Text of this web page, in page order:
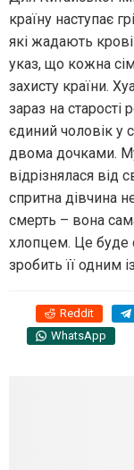
країну наступає
які жадають
указ, що кожна
захисту країни.
зараз на
єдиний чоловік у
двома дочками.
відрізнялася від
спритна дівчина
смерть – вона
хлопцем. Це буде
зробить її одним
Reddit
WhatsApp